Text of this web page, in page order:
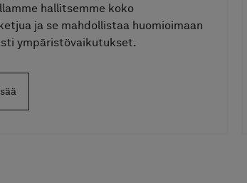
hallitsemme koko
ja se mahdollistaa huomioimaan
ympäristövaikutukset.